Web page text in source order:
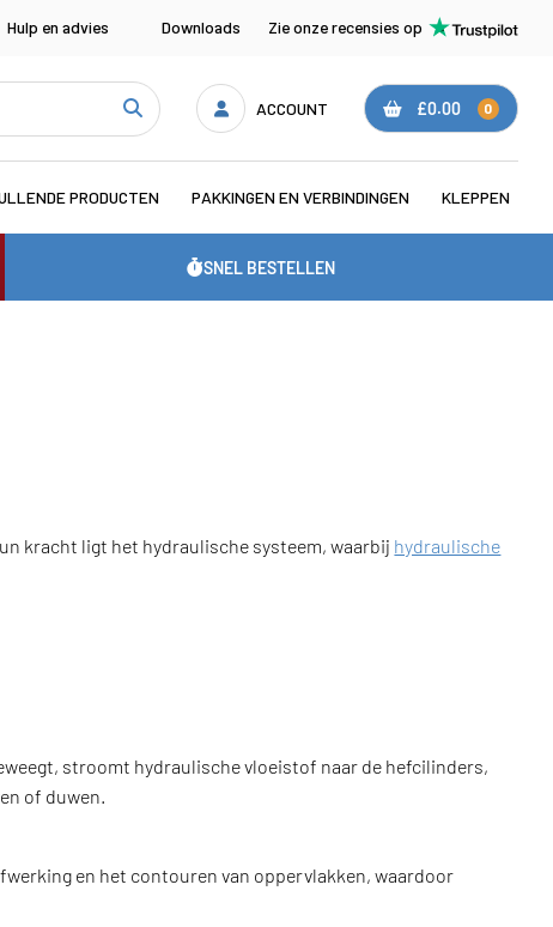
Hulp en advies Downloads Zie onze recensies op
ACCOUNT £0.00 0
PRODUCTEN PAKKINGEN EN VERBINDINGEN KLEPPEN
SNEL BESTELLEN
kracht ligt het hydraulische systeem, waarbij hydraulische
stroomt hydraulische vloeistof naar de hefcilinders,
of duwen.
en het contouren van oppervlakken, waardoor